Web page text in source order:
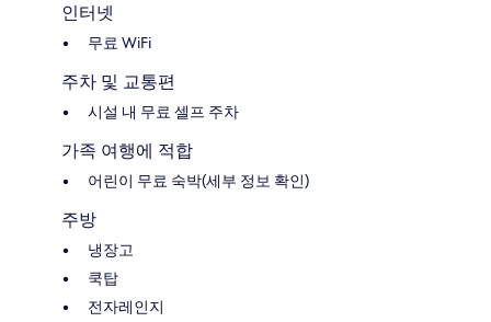
인터넷
무료 WiFi
주차 및 교통편
시설 내 무료 셀프 주차
가족 여행에 적합
어린이 무료 숙박(세부 정보 확인)
주방
냉장고
쿡탑
전자레인지